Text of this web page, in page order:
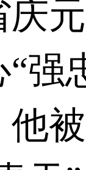
庆
强